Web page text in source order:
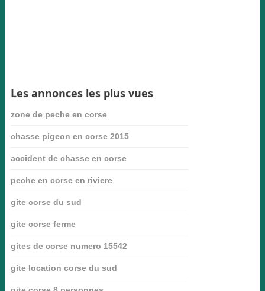
Les annonces les plus vues
zone de peche en corse
chasse pigeon en corse 2015
accident de chasse en corse
peche en corse en riviere
gite corse du sud
gite corse ferme
gites de corse numero 15542
gite location corse du sud